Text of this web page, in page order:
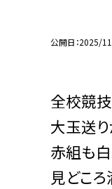
公開日 2025/
全校競技
大玉送
赤組も
見どこ